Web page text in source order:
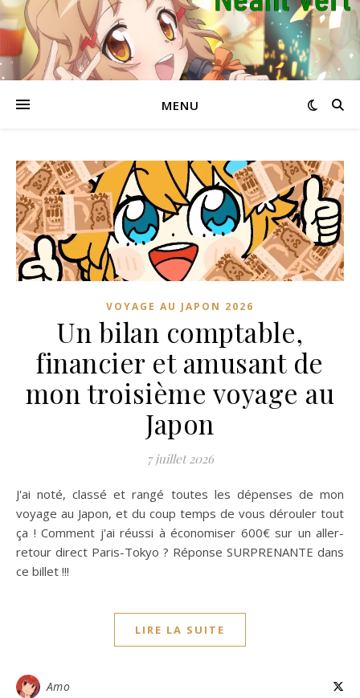
MENU
VOYAGE AU JAPON 2026
Un bilan comptable,
financier et amusant de
mon troisième voyage au
Japon
7 juillet 2026
J'ai noté, classé et rangé toutes les dépenses de mon
voyage au Japon, et du coup temps de vous dérouler tout
ça ! Comment j'ai réussi à économiser 600€ sur un aller-
retour direct Paris-Tokyo ? Réponse SURPRENANTE dans
ce billet !!!
LIRE LA SUITE
Amo